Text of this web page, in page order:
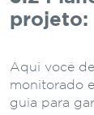
projeto:
Aqui você
monitorado
guia para